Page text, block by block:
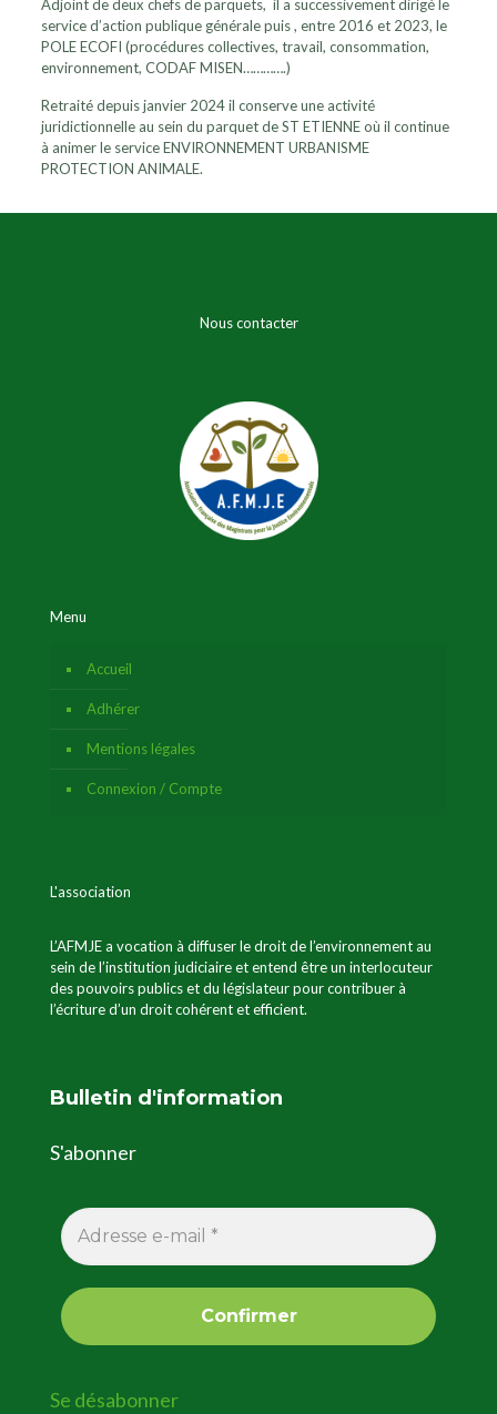
Adjoint de deux chefs de parquets, il a successivement dirigé le
service d’action publique générale puis , entre 2016 et 2023, le
POLE ECOFI (procédures collectives, travail, consommation,
environnement, CODAF MISEN………….)
Retraité depuis janvier 2024 il conserve une activité
juridictionnelle au sein du parquet de ST ETIENNE où il continue
à animer le service ENVIRONNEMENT URBANISME
PROTECTION ANIMALE.
Nous contacter
Menu
Accueil
Adhérer
Mentions légales
Connexion / Compte
L'association
L’AFMJE a vocation à diffuser le droit de l’environnement au
sein de l’institution judiciaire et entend être un interlocuteur
des pouvoirs publics et du législateur pour contribuer à
l’écriture d’un droit cohérent et efficient.
Bulletin d'information
S'abonner
Se désabonner